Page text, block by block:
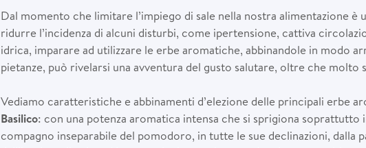
Dal momento che limitare l’impiego di sale nella nostra alimentazione è
ridurre l’incidenza di alcuni disturbi, come ipertensione, cattiva
idrica, imparare ad utilizzare le erbe aromatiche, abbinandole in modo
pietanze, può rivelarsi una avventura del gusto salutare, oltre che
Vediamo caratteristiche e abbinamenti d’elezione delle principali erbe
Basilico: con una potenza aromatica intensa che si sprigiona soprattutto
compagno inseparabile del pomodoro, in tutte le sue declinazioni, dalla